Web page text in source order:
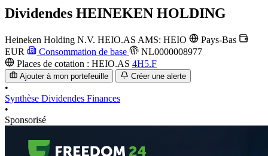
Dividendes HEINEKEN HOLDING
Heineken Holding N.V. HEIO.AS AMS: HEIO
Pays-Bas
EUR
Consommation de base
NL0000008977
Places de cotation : HEIO.AS 4H5.F
Ajouter à mon portefeuille Créer une alerte
•
Synthèse Dividendes Finances
•
Sponsorisé